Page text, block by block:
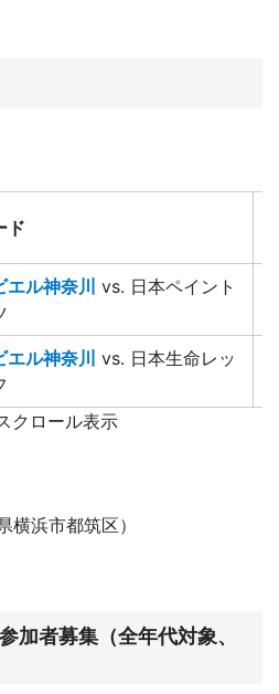
ド
ル神奈川 vs. 日本ペイント
ル神奈川 vs. 日本生命レッ
クロール表示
横浜市都筑区）
加者募集（全年代対象、